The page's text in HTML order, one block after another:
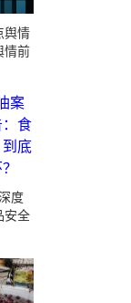
舆情
情前
度
安全